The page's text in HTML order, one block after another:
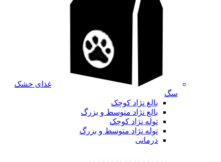
غذای خشک
سگ
بالغ نژاد کوچک
بالغ نژاد متوسط و بزرگ
توله نژاد کوچک
توله نژاد متوسط و بزرگ
درمانی